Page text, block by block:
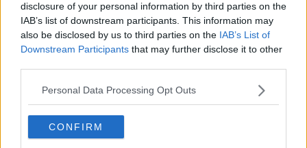
disclosure of your personal information by third parties on the
IAB’s list of downstream participants. This information may
also be disclosed by us to third parties on the IAB’s List of
Downstream Participants that may further disclose it to other
Personal Data Processing Opt Outs
CONFIRM
debbano essere i singoli territori, non convince invece a livello
regionale l'idea e la conseguente legislazione della obbligatorietà.
Poi il Movimento prosegue : “Ci riteniamo personalmente
favorevoli ad eventuali processi di fusione tra comuni con termini
che abbiano affinità territoriali, produttive, sociali. Un comune unico
Trequanda sarebbe soprattutto in prospettiva un volano di sviluppo
dell'intero territorio. Siamo fortemente contrari alleUnioni dei
Comuni, enti di secondo livello non soggetti
dell'elettore, la cui sussistenza si basa essenzialmente su